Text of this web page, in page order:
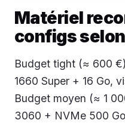
Matériel
configs
Budget tight (≈ 600
1660 Super + 16 Go,
Budget moyen (≈ 1
3060 + NVMe 500